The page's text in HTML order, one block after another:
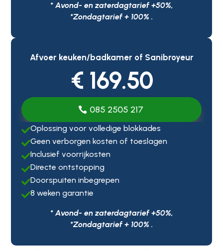
* Avond- en zaterdagtarief +50%,
*Zondagtarief + 100% .
Afvoer keuken/badkamer of Sanibroyeur
€ 169.50
085 2505 217
Oplossing voor volledige blokkades
Geen verborgen kosten of toeslagen
Inclusief voorrijkosten
Directe ontstopping
Doorspuiten inbegrepen
8 weken garantie
* Avond- en zaterdagtarief +50%,
*Zondagtarief + 100% .